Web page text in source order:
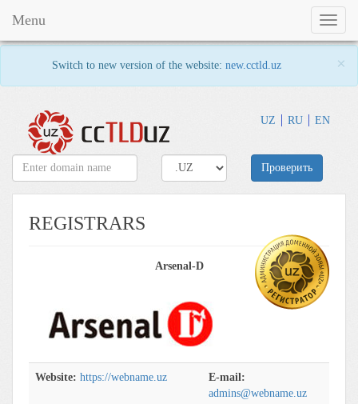
Switch to new version of the website: new.cctld.uz ×
UZ RU EN
Toggle
Menu
Проверить
REGISTRARS
Arsenal-D
Website: https://webname.uz
E-mail:
admins@webname.uz